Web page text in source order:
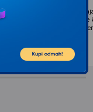
Vrsta Set za puštanje
decu pogodan za
Tematski motiv: